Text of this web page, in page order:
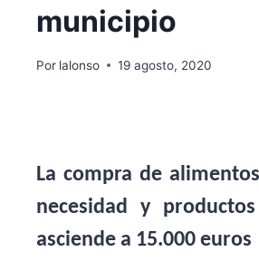
municipio
Por lalonso 19 agosto, 2020
La compra de
necesidad y
asciende a 15.000 euros